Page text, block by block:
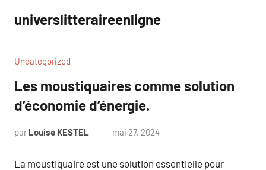
contenu
universlitteraireenligne
Uncategorized
Les moustiquaires comme solution
d’économie d’énergie.
par Louise KESTEL mai 27, 2024
La moustiquaire est une solution essentielle pour